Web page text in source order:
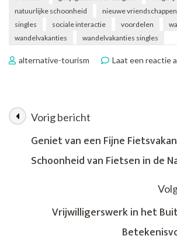
natuurlijke schoonheid
nieuwe vriendschappen
singles
sociale interactie voordelen
wandelvakanties
wandelvakanties singles
alternative-tourism Laat een reactie
Berichtnavigatie
Vorig bericht
Geniet van een Fijne
Schoonheid van Fietsen in de
Vrijwilligerswerk in het